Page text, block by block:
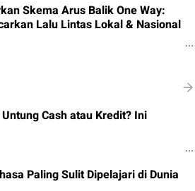
Skema Arus Balik One Way:
Lalu Lintas Lokal & Nasional
Cash atau Kredit? Ini
Paling Sulit Dipelajari di Dunia